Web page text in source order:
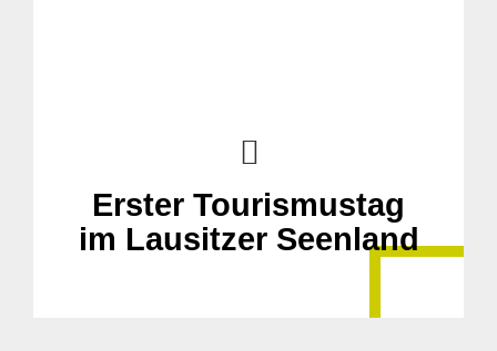
Erster Tourismustag
im Lausitzer Seenland